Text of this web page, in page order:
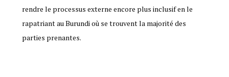
rendre le processus externe encore plus inclusif en le
rapatriant au Burundi où se trouvent la majorité des
parties prenantes.